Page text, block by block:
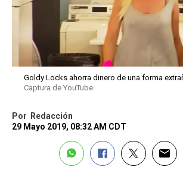
Goldy Locks ahorra dinero de una forma
Captura de YouTube
Por Redacción
29 Mayo 2019, 08:32 AM CDT